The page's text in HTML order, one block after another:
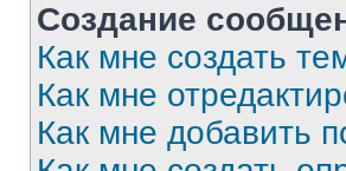
Создание
Как мне создать
Как мне
Как мне добавить